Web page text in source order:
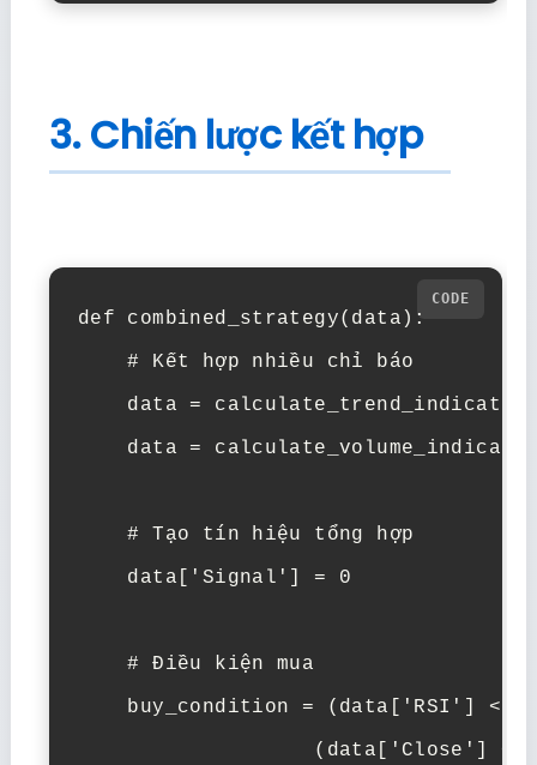
3. Chiến lược kết hợp
def combined_strategy(data):
    # Kết hợp nhiều chỉ báo
data =
data =
    # Tạo tín hiệu tổng hợp
    data['Signal'] = 0
    # Điều kiện mua
buy_condition = (data['RSI'] <
(data['Close'] <